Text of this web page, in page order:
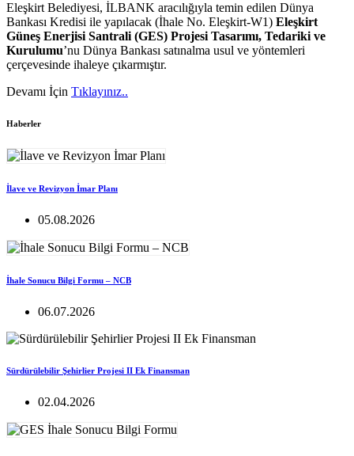
Eleşkirt Belediyesi, İLBANK aracılığıyla temin edilen Dünya
Bankası Kredisi ile yapılacak (İhale No. Eleşkirt-W1) Eleşkirt
Güneş Enerjisi Santrali (GES) Projesi Tasarımı, Tedariki ve
Kurulumu’nu Dünya Bankası satınalma usul ve yöntemleri
çerçevesinde ihaleye çıkarmıştır.
Devamı İçin Tıklayınız..
Haberler
İlave ve Revizyon İmar Planı
05.08.2026
İhale Sonucu Bilgi Formu – NCB
06.07.2026
Sürdürülebilir Şehirlier Projesi II Ek Finansman
02.04.2026